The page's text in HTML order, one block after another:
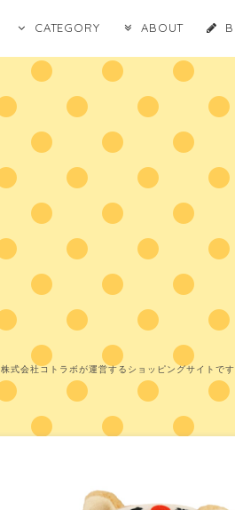
CATEGORY ABOUT
株式会社コトラボが運営するショッピングサイトで